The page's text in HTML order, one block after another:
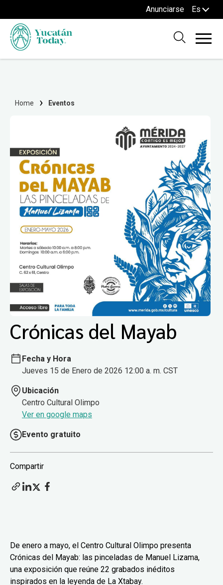
Anunciarse Es
Home Eventos
Crónicas del Mayab
Fecha y Hora
Jueves 15 de Enero de 2026 12:00 a. m. CST
Ubicación
Centro Cultural Olimpo
Ver en google maps
Evento gratuito
Compartir
De enero a mayo, el Centro Cultural Olimpo presenta
Crónicas del Mayab: las pinceladas de Manuel Lizama,
una exposición que reúne 22 grabados inéditos
inspirados en la leyenda de La Xtabay.